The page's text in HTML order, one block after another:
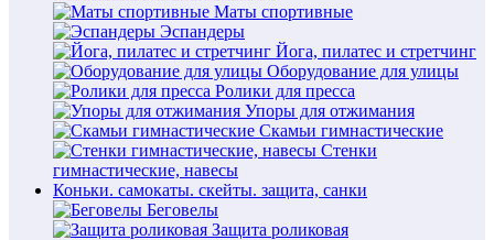
Маты спортивные
Эспандеры
Йога, пилатес и стретчинг
Оборудование для улицы
Ролики для пресса
Упоры для отжимания
Скамьи гимнастические
Стенки
гимнастические, навесы
Коньки. самокаты. скейты. защита, санки
Беговелы
Защита роликовая